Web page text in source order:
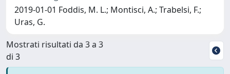
2019-01-01 Foddis, M. L.; Montisci, A.; Trabelsi, F.;
Uras, G.
Mostrati risultati da 3 a 3
di 3